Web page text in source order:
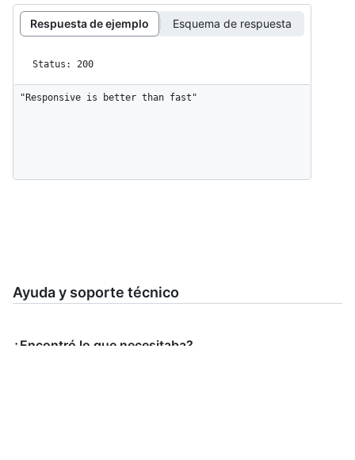
Respuesta de ejemplo Esquema de respuesta
Status: 200
"Responsive is better than fast"
Ayuda y soporte técnico
¿Encontró lo que necesitaba?